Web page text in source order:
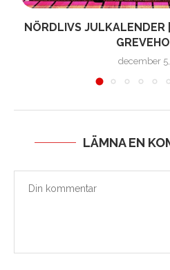
NÖRDLIVS JULKALENDER
december
LÄMNA EN